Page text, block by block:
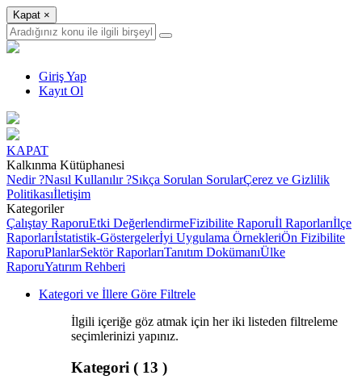
Kapat ×
Giriş Yap
Kayıt Ol
KAPAT
Kalkınma Kütüphanesi
Nedir ?Nasıl Kullanılır ?Sıkça Sorulan SorularÇerez ve Gizlilik
Politikasıİletişim
Kategoriler
Çalıştay RaporuEtki DeğerlendirmeFizibilite Raporuİl Raporlarıİlçe
Raporlarıİstatistik-Göstergelerİyi Uygulama ÖrnekleriÖn Fizibilite
RaporuPlanlarSektör RaporlarıTanıtım DokümanıÜlke
RaporuYatırım Rehberi
Kategori ve İllere Göre Filtrele
İlgili içeriğe göz atmak için her iki listeden filtreleme
seçimlerinizi yapınız.
Kategori ( 13 )